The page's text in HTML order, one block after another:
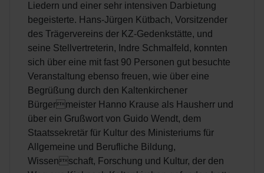
Liedern und einer sehr intensiven Darbietung
begeisterte. Hans-Jürgen Kütbach, Vorsitzender
des Trägervereins der KZ-Gedenkstätte, und
seine Stellvertreterin, Indre Schmalfeld, konnten
sich über eine mit fast 90 Personen gut besuchte
Veranstaltung ebenso freuen, wie über eine
Begrüßung durch den Kaltenkirchener
Bürgermeister Hanno Krause als Hausherr und
über ein Grußwort von Guido Wendt, dem
Staatssekretär für Kultur des Ministeriums für
Allgemeine und Berufliche Bildung,
Wissenschaft, Forschung und Kultur, der den